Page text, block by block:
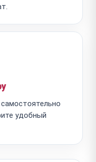
удобный